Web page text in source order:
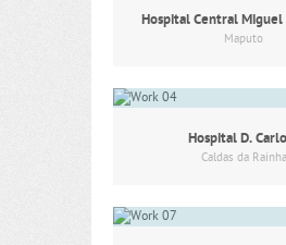
Hospital Central Miguel
Maputo
Hospital D.
Caldas da Rainha